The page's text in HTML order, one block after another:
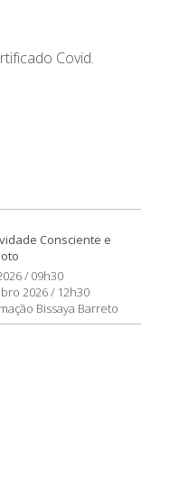
Covid.
Consciente e
/ 09h30
2026 / 12h30
Bissaya Barreto